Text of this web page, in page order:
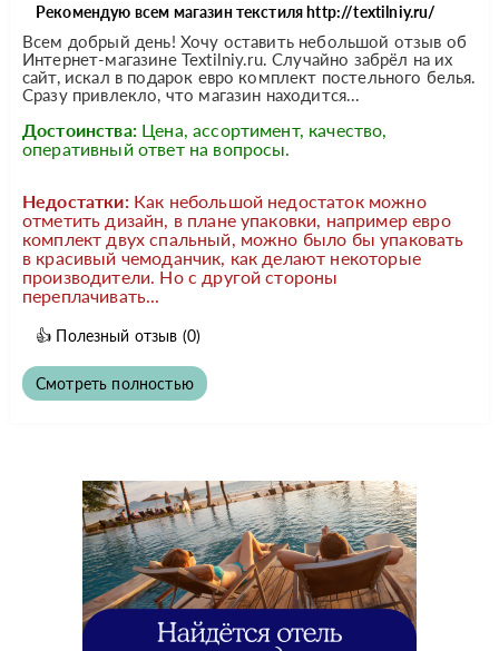
Рекомендую всем магазин текстиля http://textilniy.ru/
Всем добрый день! Хочу оставить небольшой отзыв об
Интернет-магазине Textilniy.ru. Случайно забрёл на их
сайт, искал в подарок евро комплект постельного белья.
Сразу привлекло, что магазин находится...
Достоинства: Цена, ассортимент, качество,
оперативный ответ на вопросы.
Недостатки: Как небольшой недостаток можно
отметить дизайн, в плане упаковки, например евро
комплект двух спальный, можно было бы упаковать
в красивый чемоданчик, как делают некоторые
производители. Но с другой стороны
переплачивать...
👍 Полезный отзыв (0)
Смотреть полностью